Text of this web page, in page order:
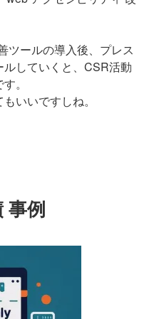
ツールの導入後、プレス
していくと、CSR活動
。
いいですしね。
事例